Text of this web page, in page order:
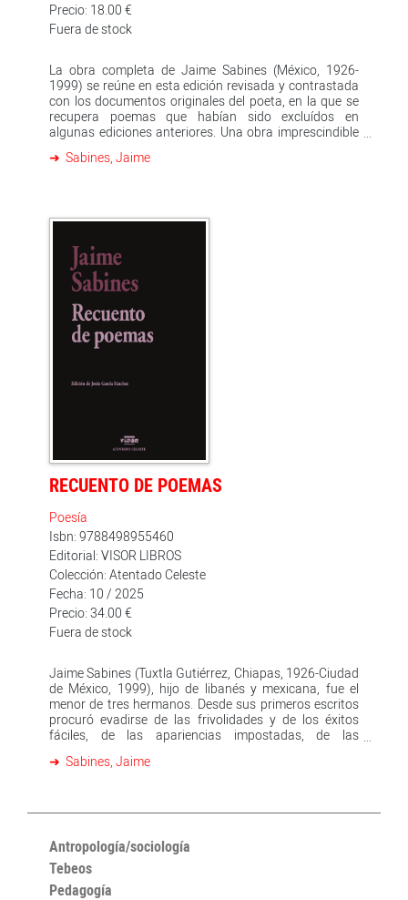
Precio: 18.00 €
Fuera de stock
La obra completa de Jaime Sabines (México, 1926-
1999) se reúne en esta edición revisada y contrastada
con los documentos originales del poeta, en la que se
recupera poemas que habían sido excluídos en
algunas ediciones anteriores. Una obra imprescindible
Sabines, Jaime
RECUENTO DE POEMAS
Poesía
Isbn: 9788498955460
Editorial: VISOR LIBROS
Colección: Atentado Celeste
Fecha: 10 / 2025
Precio: 34.00 €
Fuera de stock
Jaime Sabines (Tuxtla Gutiérrez, Chiapas, 1926-Ciudad
de México, 1999), hijo de libanés y mexicana, fue el
menor de tres hermanos. Desde sus primeros escritos
procuró evadirse de las frivolidades y de los éxitos
fáciles, de las apariencias impostadas, de las
poeta que contara los incidentes que rodean y se
más cercanas circunstancias existenciales. A lo largo
y el periodismo como modus vivendi: prefirió vender
ropa en Tuxtla o fabricar alimentos para ganado. Más
tarde combinó la escritura con empleos como
comerciante y político. Durante sus últimos años un
Sabines, Jaime
Antropología/sociología
Tebeos
Pedagogía